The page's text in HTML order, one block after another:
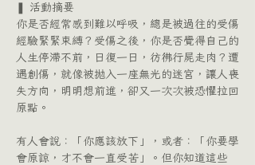
❚ 活動摘要
你是否經常感到難以呼吸，總是被過往的受傷
經驗緊緊束縛？受傷之後，你是否覺得自己的
人生停滯不前，日復一日，彷彿行屍走肉？遭
遇創傷，就像被拋入一座無光的迷宮，讓人喪
失方向，明明想前進，卻又一次次被恐懼拉回
原點。
有人會說：「你應該放下」，或者：「你要學
會原諒，才不會一直受苦」。但你知道這些